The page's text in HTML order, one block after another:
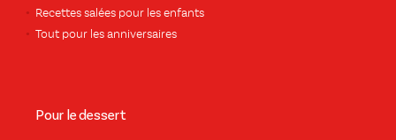
Recettes salées pour les enfants
Tout pour les anniversaires
Pour le dessert